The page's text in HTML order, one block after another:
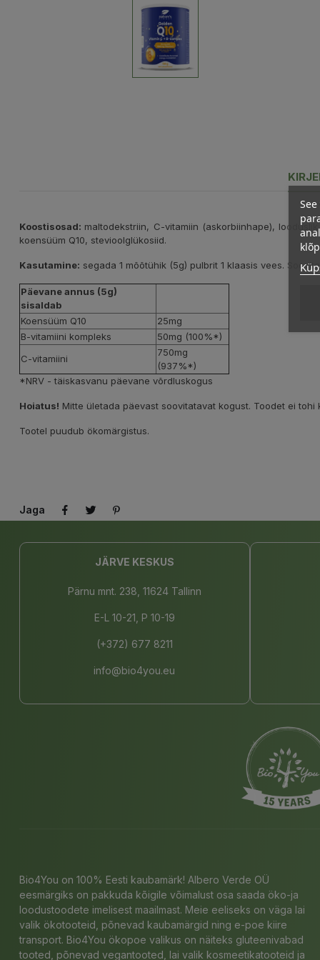
Koostisosad: maltodekstriin, C-vitamiin (askorbiinhape),
koensüüm Q10, stevioolglükosiid.
Kasutamine: segada 1 mõõtühik (5g) pulbrit 1 klaasis vees.
Päevane annus (5g)
sisaldab
Koensüüm Q10
25mg
B-vitamiini kompleks
50mg (100%*)
C-vitamiini
750mg
(937%*)
*NRV - täiskasvanu päevane võrdluskogus
Hoiatus! Mitte ületada päevast soovitatavat kogust. Toodet ei
Tootel puudub ökomärgistus.
Jaga
JÄRVE KESKUS
Pärnu mnt. 238, 11624 Tallinn
E-L 10-21, P 10-19
(+372) 677 8211
info@bio4you.eu
Bio4You on 100% Eesti kaubamärk! Albero Verde OÜ
eesmärgiks on pakkuda kõigile võimalust osa saada öko-ja
loodustoodete imelisest maailmast. Meie eeliseks on väga lai
valik ökotooteid, põnevad kaubamärgid ning e-poe kiire
transport. Bio4You ökopoe valikus on näiteks gluteenivabad
tooted, põnevad vegantooted, lai valik kosmeetikatooteid ja